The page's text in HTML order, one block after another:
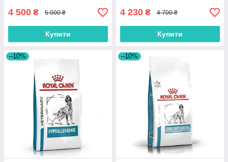
4 500 ₴ 5 000 ₴
Купити
4 230 ₴ 4 700 ₴
Купити
–10% –10%